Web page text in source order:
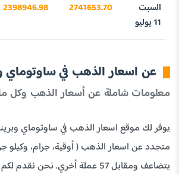
السبت
11 يوليو
2741653.70
2398946.98
عن اسعار الذهب في ساوتوماي
معلومات شاملة عن أسعار الذهب وكل
يوفر لك موقع اسعار الذهب في ساوتوماي
متجدد عن اسعار الذهب ( أوقية، جرام، وكيلو
يتضاعف ومقابل 57 عملة أخري. نحن